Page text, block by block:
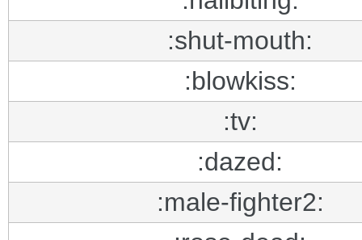
:shut-mouth:
:blowkiss:
:tv:
:dazed:
:male-fighter2: